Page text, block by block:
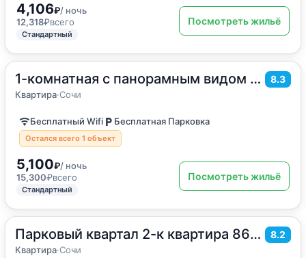
4,106₽/ ночь
12,318₽всего
Стандартный
Посмотреть жильё
1-комнатная с панорамным видом на море 8.3
Квартира·Сочи
35м2· 4 гостя
Квартира
Бесплатный Wifi Бесплатная Парковка
Остался всего 1 объект
5,100₽/ ночь
15,300₽всего
Стандартный
Посмотреть жильё
Парковый квартал 2-к квартира 86м 2 этаж 8.2
Квартира·Сочи
86м2·до 5 гостей
Квартира